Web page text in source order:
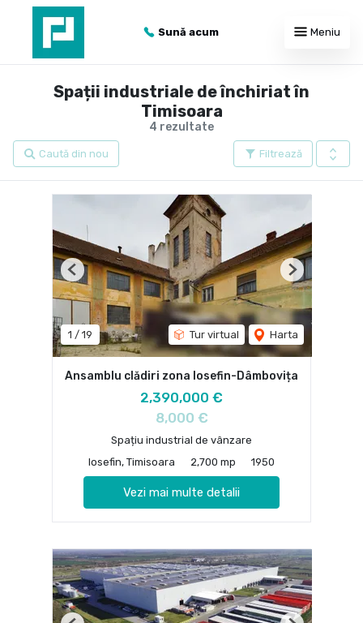
Sună acum Meniu
4 rezultate
Spații industriale de închiriat în
Timisoara
Filtrează
Caută din nou
1 / 19 Tur virtual Harta
Previous Next
Ansamblu clădiri zona Iosefin-Dâmbovița
2,390,000 €
8,000 €
Spațiu industrial de vânzare
Iosefin, Timisoara
2,700 mp 1950
Vezi mai multe detalii